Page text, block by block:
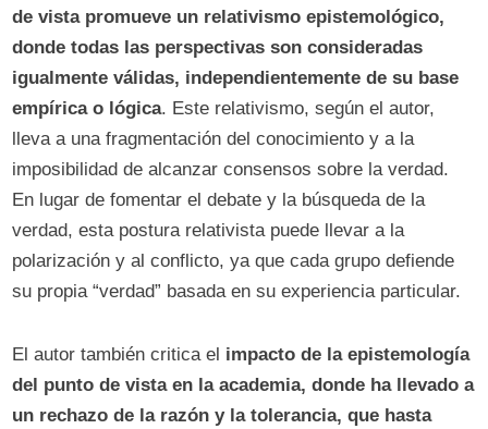
de vista promueve un relativismo epistemológico,
donde todas las perspectivas son consideradas
igualmente válidas, independientemente de su base
empírica o lógica. Este relativismo, según el autor,
lleva a una fragmentación del conocimiento y a la
imposibilidad de alcanzar consensos sobre la verdad.
En lugar de fomentar el debate y la búsqueda de la
verdad, esta postura relativista puede llevar a la
polarización y al conflicto, ya que cada grupo defiende
su propia “verdad” basada en su experiencia particular.
El autor también critica el impacto de la epistemología
del punto de vista en la academia, donde ha llevado a
un rechazo de la razón y la tolerancia, que hasta